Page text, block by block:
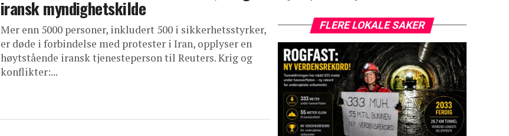
iransk myndighetskilde
Mer enn 5000 personer, inkludert 500 i sikkerhetsstyrker,
er døde i forbindelse med protester i Iran, opplyser en
høytstående iransk tjenesteperson til Reuters. Krig og
konflikter:...
FLERE LOKALE SAKER